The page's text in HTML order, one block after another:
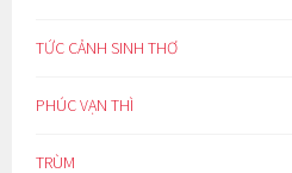
TỨC CẢNH SINH THƠ
PHÚC VẠN THÌ
TRÙM